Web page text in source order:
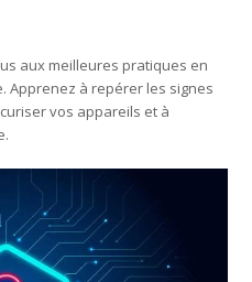
aux meilleures pratiques en
Apprenez à repérer les signes
vos appareils et à